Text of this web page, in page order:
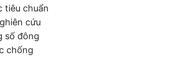
tiêu chuẩn
cứu
số đông
chống